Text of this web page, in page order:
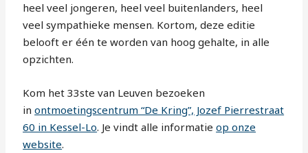
heel veel jongeren, heel veel buitenlanders, heel
veel sympathieke mensen. Kortom, deze editie
belooft er één te worden van hoog gehalte, in alle
opzichten.
Kom het 33ste van Leuven bezoeken
inontmoetingscentrum “De Kring”, Jozef Pierrestraat
60 in Kessel-Lo. Je vindt alle informatieop onze
website.